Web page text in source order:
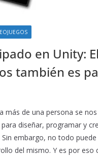
en Unity:
también es
más de una persona se
diseñar, programar y
embargo, no todo
del mismo. Y es por eso